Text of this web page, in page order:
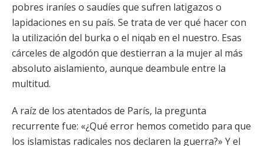
pobres iraníes o saudíes que sufren latigazos o
lapidaciones en su país. Se trata de ver qué hacer con
la utilización del burka o el niqab en el nuestro. Esas
cárceles de algodón que destierran a la mujer al más
absoluto aislamiento, aunque deambule entre la
multitud.
A raíz de los atentados de París, la pregunta
recurrente fue: «¿Qué error hemos cometido para que
los islamistas radicales nos declaren la guerra?» Y el